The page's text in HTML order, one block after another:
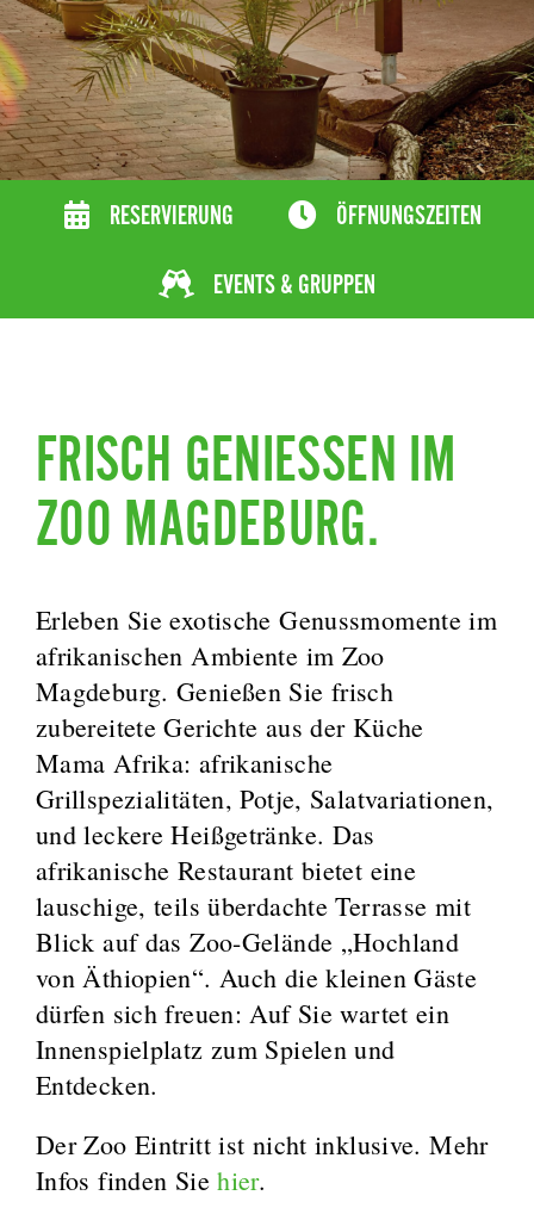
RESERVIERUNG ÖFFNUNGSZEITEN
EVENTS & GRUPPEN
FRISCH GENIESSEN IM Z
OO MAGDEBURG.
Erleben Sie exotische Genussmomente im
afrikanischen Ambiente im Zoo
Magdeburg. Genießen Sie frisch
zubereitete Gerichte aus der Küche
Mama Afrika: afrikanische
Grillspezialitäten, Potje, Salatvariationen,
und leckere Heißgetränke. Das
afrikanische Restaurant bietet eine
lauschige, teils überdachte Terrasse mit
Blick auf das Zoo-Gelände „Hochland
von Äthiopien“. Auch die kleinen Gäste
dürfen sich freuen: Auf Sie wartet ein
Innenspielplatz zum Spielen und
Entdecken.
Der Zoo Eintritt ist nicht inklusive. Mehr
Infos finden Siehier.